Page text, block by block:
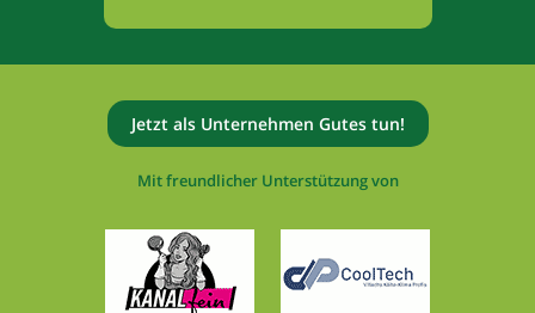
Jetzt als Unternehmen Gutes tun!
Mit freundlicher Unterstützung von